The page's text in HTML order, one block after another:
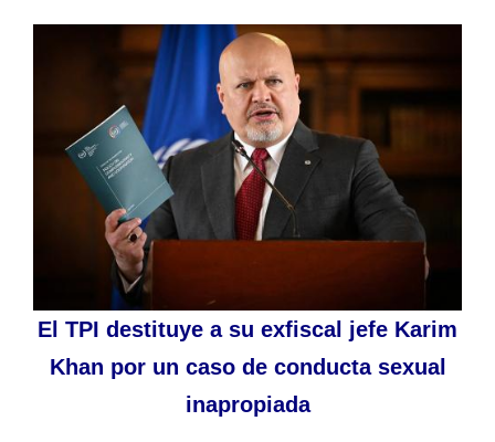
El TPI destituye a su exfiscal jefe Karim
Khan por un caso de conducta sexual
inapropiada